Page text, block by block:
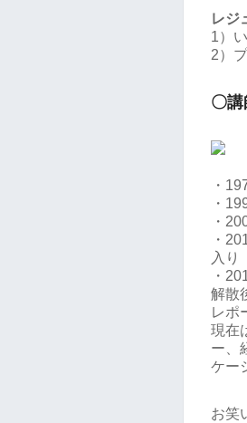
レジ
1）
2）
〇講
・
・
・
・
入り
・
解散
レポ
現在
ー、
ケー
お笑